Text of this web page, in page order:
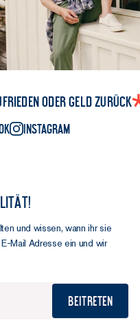
oder Geld zurück
Instagram
und wissen, wann ihr sie
Mail Adresse ein und wir
Beitreten